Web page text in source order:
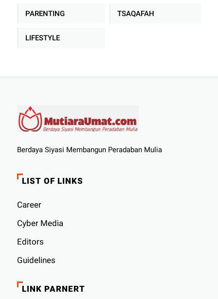
PARENTING TSAQAFAH
LIFESTYLE
Berdaya Siyasi Membangun Peradaban Mulia
LIST OF LINKS
Career
Cyber ​​Media
Editors
Guidelines
LINK PARNERT